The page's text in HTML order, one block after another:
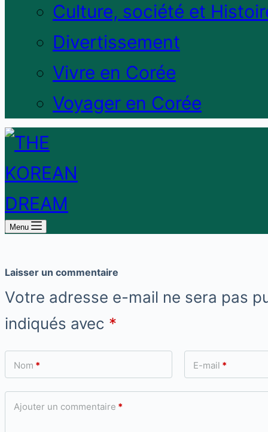
Culture, société et
Divertissement
Vivre en Corée
Voyager en Corée
Menu
Laisser un commentaire
Votre adresse e-mail ne sera pas
indiqués avec *
Nom * E-mail *
Ajouter un commentaire *